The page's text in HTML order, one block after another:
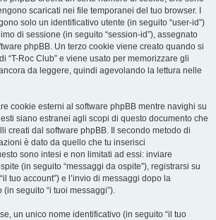
scaricati nei file temporanei del tuo browser. I
solo un identificativo utente (in seguito “user-id”)
di sessione (in seguito “session-id”), assegnato
phpBB. Un terzo cookie viene creato quando si
“T-Roc Club” e viene usato per memorizzare gli
da leggere, quindi agevolando la lettura nelle
cookie esterni al software phpBB mentre navighi su
siano estranei agli scopi di questo documento che
creati dal software phpBB. Il secondo metodo di
è dato da quello che tu inserisci
sono intesi e non limitati ad essi: inviare
(in seguito “messaggi da ospite”), registrarsi su
tuo account”) e l’invio di messaggi dopo la
(in seguito “i tuoi messaggi”).
un unico nome identificativo (in seguito “il tuo